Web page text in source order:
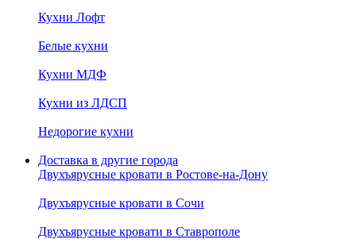
Кухни Лофт
Белые кухни
Кухни МДФ
Кухни из ЛДСП
Недорогие кухни
Доставка в другие города
Двухъярусные кровати в Ростове-на-Дону
Двухъярусные кровати в Сочи
Двухъярусные кровати в Ставрополе